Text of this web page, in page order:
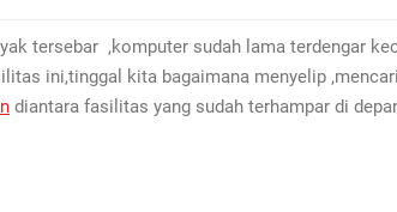
tersebar ,komputer sudah lama terdengar
ini,tinggal kita bagaimana menyelip
diantara fasilitas yang sudah terhampar di